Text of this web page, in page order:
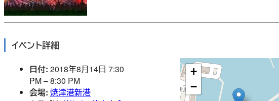
イベント詳細
日付: 2018年8月14日 7:30
PM–8:30 PM
会場: 焼津港新港
+
−